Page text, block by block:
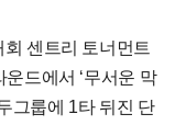
센트리 토너먼트
드에서 ‘무서운 막
그룹에 1타 뒤진 단